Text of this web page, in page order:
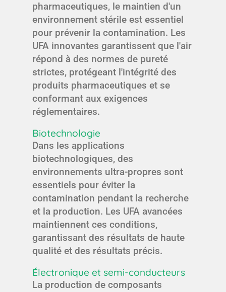
pharmaceutiques, le maintien d'un
environnement stérile est essentiel
pour prévenir la contamination. Les
UFA innovantes garantissent que l'air
répond à des normes de pureté
strictes, protégeant l'intégrité des
produits pharmaceutiques et se
conformant aux exigences
réglementaires.
Biotechnologie
Dans les applications
biotechnologiques, des
environnements ultra-propres sont
essentiels pour éviter la
contamination pendant la recherche
et la production. Les UFA avancées
maintiennent ces conditions,
garantissant des résultats de haute
qualité et des résultats précis.
Électronique et semi-conducteurs
La production de composants